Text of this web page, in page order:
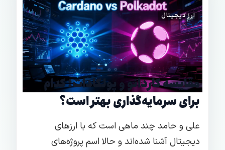
ارز دیجیتال
مقایسه کاردانو و پولکادات؛ کدام
برای سرمایه‌گذاری بهتر است؟
علی و حامد چند ماهی است که با ارزهای
دیجیتال آشنا شده‌اند و حالا اسم پروژه‌های